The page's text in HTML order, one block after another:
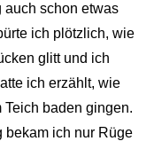
auch schon etwas
ich plötzlich, wie
glitt und ich
ich erzählt, wie
baden gingen.
bekam ich nur Rüge